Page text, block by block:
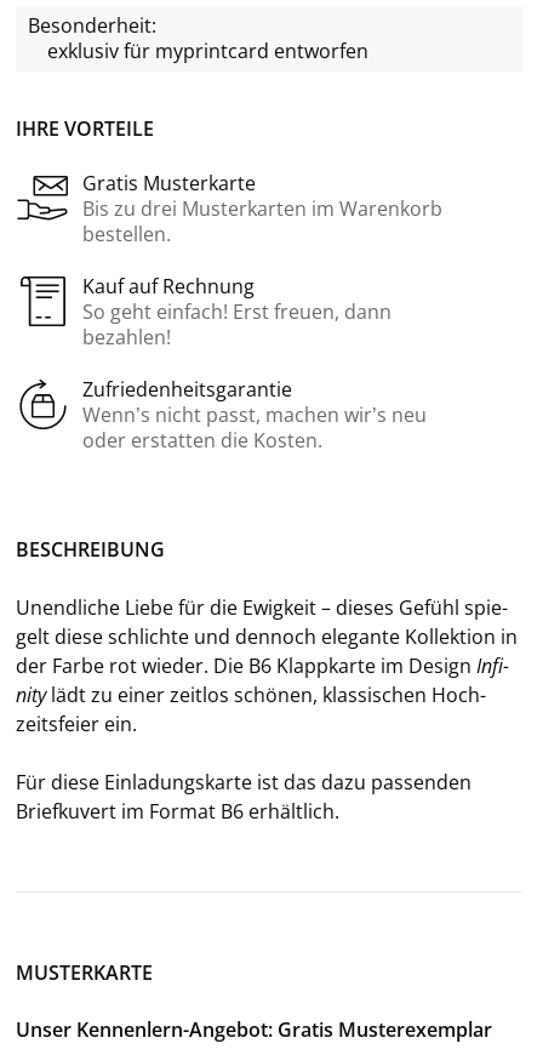
IHRE VORTEILE
Gratis Musterkarte
Bis zu drei Musterkarten im Warenkorb
bestellen.
Kauf auf Rechnung
So geht einfach! Erst freuen, dann
bezahlen!
Zufriedenheitsgarantie
Wenn’s nicht passt, machen wir’s neu
oder erstatten die Kosten.
Besonderheit:
exklusiv für myprintcard entworfen
BE­SCHREI­BUNG
Un­end­li­che Liebe für die Ewig­keit – die­ses Ge­fühl spie­
gelt diese schlich­te und den­noch ele­gan­te Kol­lek­ti­on in
der Farbe rot wie­der. Die B6 Klapp­kar­te im De­sign In­fi­
ni­tylädt zu einer zeit­los schö­nen, klas­si­schen Hoch­
zeits­fei­er ein.
Für diese Ein­la­dungs­kar­te ist das dazu pas­sen­den
Brief­ku­vert im For­mat B6 er­hält­lich.
MUSTERKARTE
Unser Kennenlern-Angebot: Gratis Musterexemplar